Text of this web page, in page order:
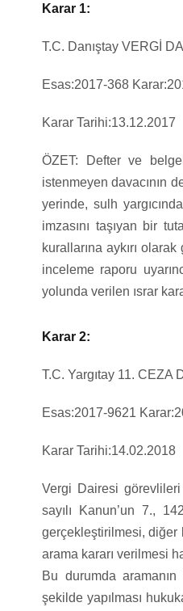
Karar 1:
T.C. Danıştay VERGİ
Esas:2017-368
Karar Tarihi:13.12.2017
ÖZET: Defter ve
istenmeyen davacının
yerinde, sulh
imzasını taşıyan bir
kurallarına aykırı
inceleme raporu
yolunda verilen ısrar
Karar 2:
T.C. Yargıtay 11. CEZA
Esas:2017-9621
Karar Tarihi:14.02.2018
Vergi Dairesi görevlileri
sayılı Kanun’un 7.,
gerçekleştirilmesi, diğer
arama kararı verilmesi
Bu durumda
şekilde yapılması